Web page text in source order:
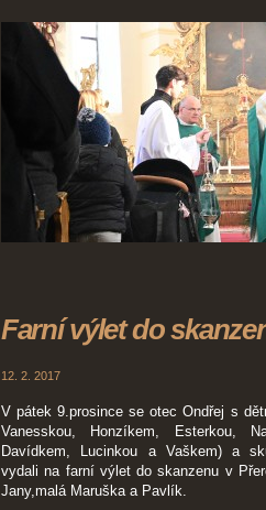
Farní výlet do
12. 2. 2017
V pátek 9.prosince se otec Ondřej s
Vanesskou, Honzíkem, Esterkou,
Davídkem, Lucinkou a Vaškem) a
vydali na farní výlet do skanzenu v
Jany,malá Maruška a Pavlík.